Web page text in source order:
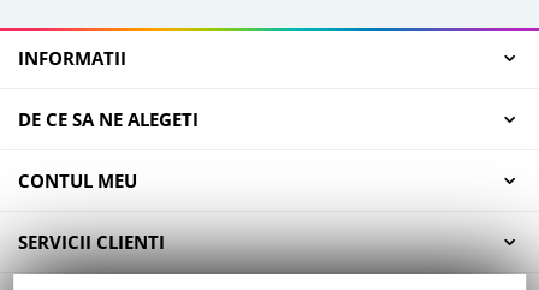
INFORMATII
DE CE SA NE ALEGETI
CONTUL MEU
SERVICII CLIENTI